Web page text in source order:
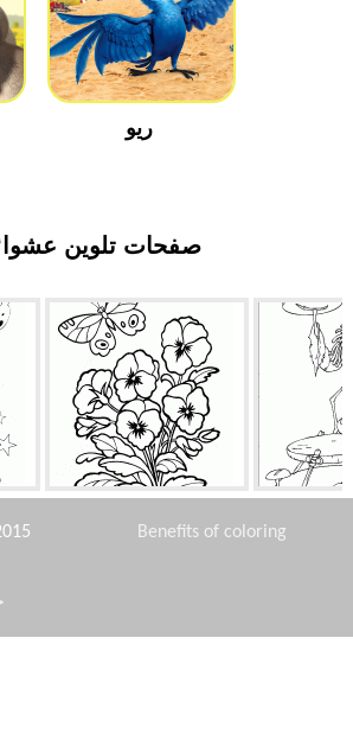
ريو
صفحات تلوين
لوطي
Benefits of coloring